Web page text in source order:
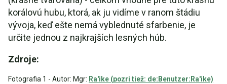
korálovú hubu, ktorá, ak ju vidíme v ranom štádiu
vývoja, keď ešte nemá vyblednuté sfarbenie, je
určite jednou z najkrajších lesných húb.
Zdroje:
Fotografia 1 - Autor: Mgr: Ra'ike (pozri tiež: de:Benutzer:Ra'ike)